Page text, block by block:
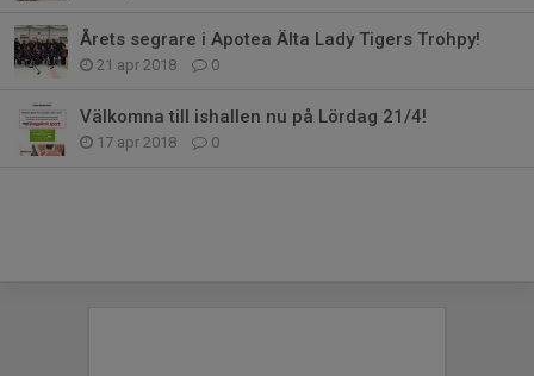
Årets segrare i Apotea Älta Lady Tigers Trohpy!
21 apr 2018 0
Välkomna till ishallen nu på Lördag 21/4!
17 apr 2018 0